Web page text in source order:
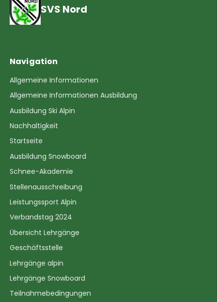
SVS Nord
Navigation
Allgemeine Informationen
Allgemeine Informationen Ausbildung
Ausbildung Ski Alpin
Nachhaltigkeit
Startseite
Ausbildung Snowboard
Schnee-Akademie
Stellenausschreibung
Leistungssport Alpin
Verbandstag 2024
Übersicht Lehrgänge
Geschäftsstelle
Lehrgänge alpin
Lehrgänge Snowboard
Teilnahmebedingungen